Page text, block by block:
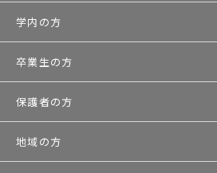
学内の方
卒業生の方
保護者の方
地域の方